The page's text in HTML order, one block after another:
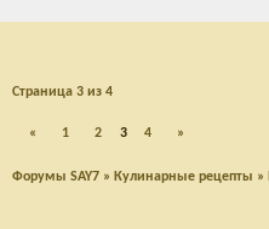
Страница 3 из 4
« 1 2 3 4 »
Форумы SAY7 » Кулинарные рецепты »